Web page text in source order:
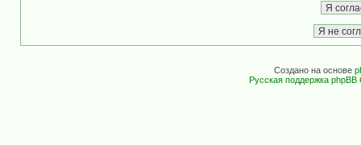
Создано на основе
Русская поддержка phpBB